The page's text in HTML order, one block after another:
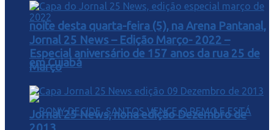
noite desta quarta-feira (5), na Arena Pantanal,
em Cuiabá
Jornal 25 News – Edição Março- 2022 –
Especial aniversário de 157 anos da rua 25 de
Março
Jornal 25 News, nona edição Dezembro de